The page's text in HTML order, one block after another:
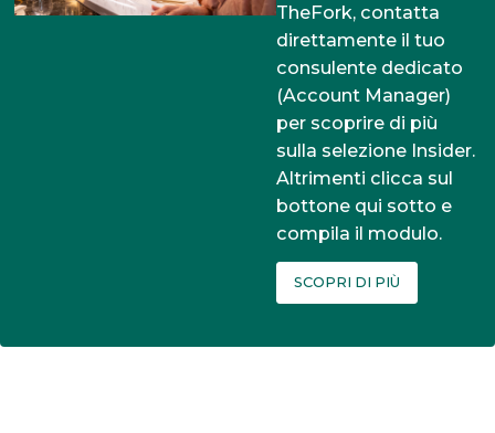
TheFork, contatta
direttamente il tuo
consulente dedicato
(Account Manager)
per scoprire di più
sulla selezione Insider.
Altrimenti clicca sul
bottone qui sotto e
compila il modulo.
SCOPRI DI PIÙ